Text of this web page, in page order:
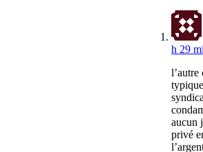
h 29
l’autre
aucun
privé